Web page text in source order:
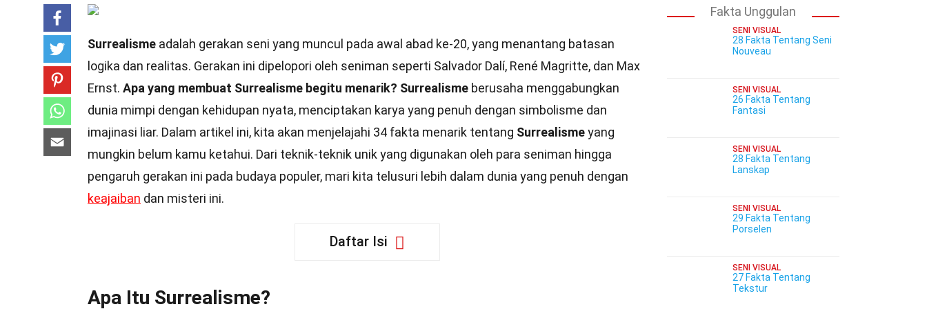
Surrealisme adalah gerakan seni yang muncul pada awal abad ke-20, yang menantang batasan
logika dan realitas. Gerakan ini dipelopori oleh seniman seperti Salvador Dalí, René Magritte, dan Max
Ernst. Apa yang membuat Surrealisme begitu menarik? Surrealisme berusaha menggabungkan
dunia mimpi dengan kehidupan nyata, menciptakan karya yang penuh dengan simbolisme dan
imajinasi liar. Dalam artikel ini, kita akan menjelajahi 34 fakta menarik tentang Surrealismeyang
mungkin belum kamu ketahui. Dari teknik-teknik unik yang digunakan oleh para seniman hingga
pengaruh gerakan ini pada budaya populer, mari kita telusuri lebih dalam dunia yang penuh dengan
keajaiban dan misteri ini.
Daftar Isi
Apa Itu Surrealisme?
Fakta Unggulan
SENI VISUAL
28 Fakta Tentang Seni
Nouveau
SENI VISUAL
26 Fakta Tentang
Fantasi
SENI VISUAL
28 Fakta Tentang
Lanskap
SENI VISUAL
29 Fakta Tentang
Porselen
SENI VISUAL
27 Fakta Tentang
Tekstur